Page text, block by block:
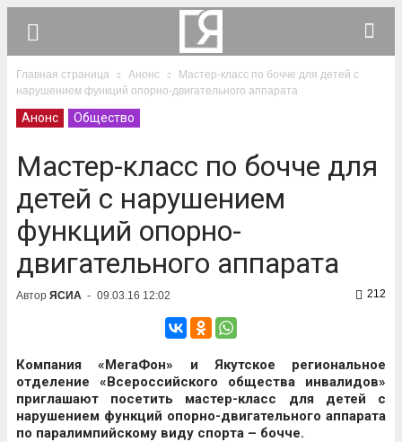
Главная страница Анонс
Мастер-класс по бочче для детей с
нарушением функций опорно-двигательного аппарата
Анонс Общество
Мастер-класс по бочче для
детей с нарушением
функций опорно-
двигательного аппарата
Автор ЯСИА - 09.03.16 12:02 212
Компания «МегаФон» и Якутское региональное
отделение «Всероссийского общества инвалидов»
приглашают посетить мастер-класс для детей с
нарушением функций опорно-двигательного аппарата
по паралимпийскому виду спорта – бочче.